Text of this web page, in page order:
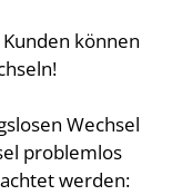
können
Wechsel
problemlos
werden: